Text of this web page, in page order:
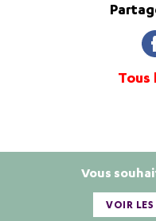
Tous
Vous
VOIR